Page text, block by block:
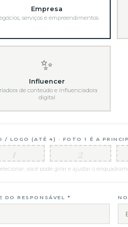
Empresa
serviços e empreendimentos
✨
Influencer
de conteúdo e influenciadora
digital
/ LOGO (ATÉ 4) · FOTO 1 É A
1 2
você pode girar e ajustar o
DO RESPONSÁVEL *